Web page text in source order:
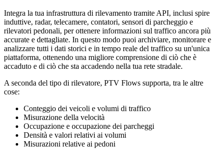
Integra la tua infrastruttura di rilevamento tramite API, inclusi spire
induttive, radar, telecamere, contatori, sensori di parcheggio e
rilevatori pedonali, per ottenere informazioni sul traffico ancora più
accurate e dettagliate. In questo modo puoi archiviare, monitorare e
analizzare tutti i dati storici e in tempo reale del traffico su un'unica
piattaforma, ottenendo una migliore comprensione di ciò che è
accaduto e di ciò che sta accadendo nella tua rete stradale.
A seconda del tipo di rilevatore, PTV Flows supporta, tra le altre
cose:
Conteggio dei veicoli e volumi di traffico
Misurazione della velocità
Occupazione e occupazione dei parcheggi
Densità e valori relativi ai volumi
Misurazioni relative ai pedoni